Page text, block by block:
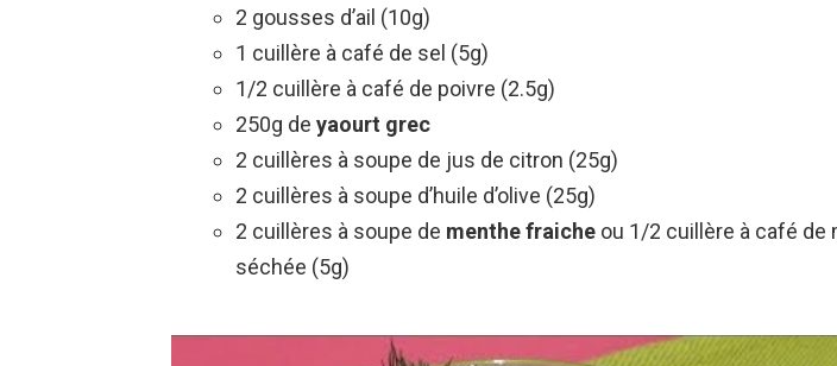
2 gousses d’ail (10g)
1 cuillère à café de sel (5g)
1/2 cuillère à café de poivre (2.5g)
250g de yaourt grec
2 cuillères à soupe de jus de citron (25g)
2 cuillères à soupe d’huile d’olive (25g)
2 cuillères à soupe de menthe fraiche ou 1/2 cuillère à café de
séchée (5g)